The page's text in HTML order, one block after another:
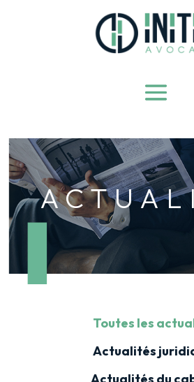
Toutes les
Actualités